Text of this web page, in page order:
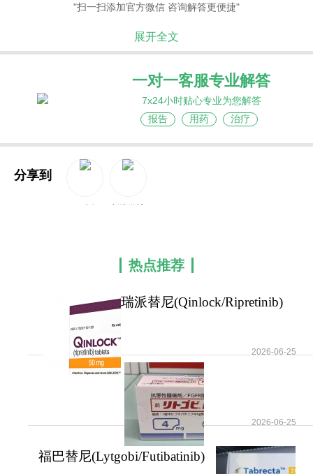
"扫一扫添加官方微信 咨询解答更便捷"
展开全文
一对一客服专业解答
7x24小时贴心专业为您解答
报告
用药 治疗
分享到
QQ空间 新浪微博
热点推荐
瑞派替尼(Qinlock/Ripretinib)
2026-06-25
福巴替尼(Lytgobi/Futibatinib)
2026-06-25